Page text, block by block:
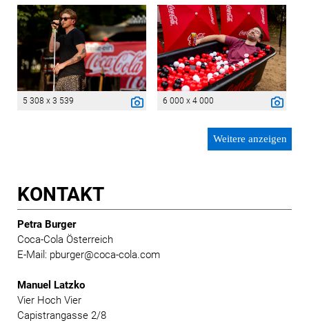
5 308 x 3 539 6 000 x 4 000
Weitere anzeigen
KONTAKT
Petra Burger
Coca-Cola Österreich
E-Mail: pburger@coca-cola.com
Manuel Latzko
Vier Hoch Vier
Capistrangasse 2/8